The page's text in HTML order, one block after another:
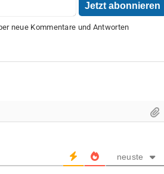
neue Kommentare und Antworten
neuste